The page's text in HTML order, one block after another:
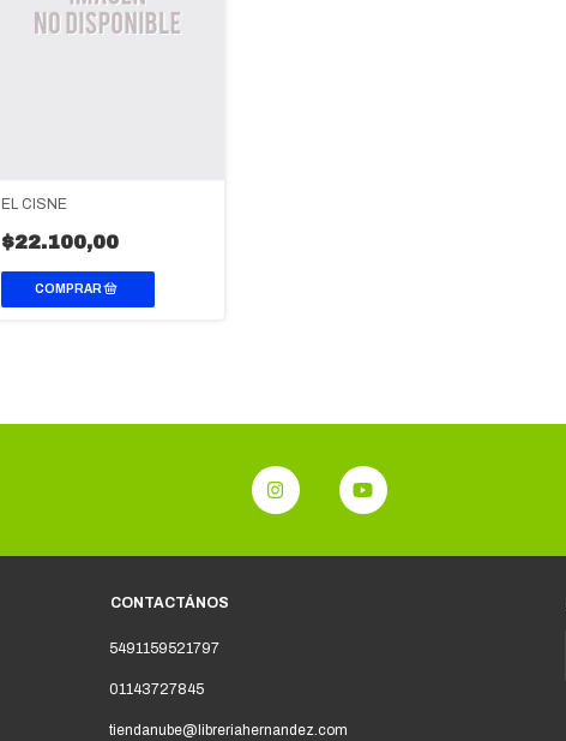
EL CISNE
$22.100,00
CONTACTÁNOS
5491159521797
01143727845
tiendanube@libreriahernandez.com